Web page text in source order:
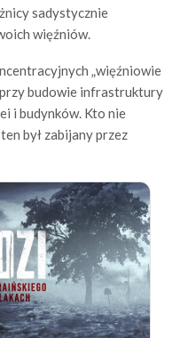
sadystycznie
więźniów.
„więźniowie
budowie infrastruktury
i budynków. Kto nie
był zabijany przez